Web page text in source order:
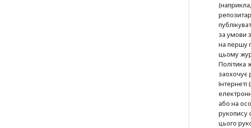
за умови
на першу
цьому
Політика
заохочує
або на
рукопису
цього